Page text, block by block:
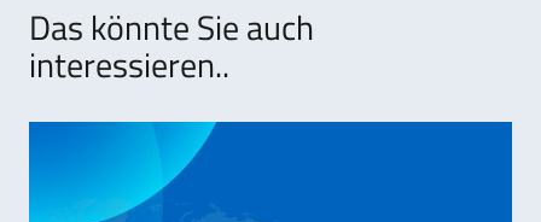
Das könnte Sie auch
interessieren..